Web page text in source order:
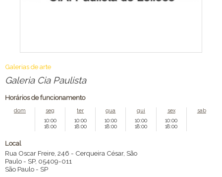
Galerias de arte
Galeria Cia Paulista
Horários de funcionamento
dom
seg
10:00
18:00
ter
10:00
18:00
qua
10:00
18:00
qui
10:00
18:00
sex
10:00
18:00
sab
Local
Rua Oscar Freire, 246 - Cerqueira César, São
Paulo - SP, 05409-011
São Paulo - SP